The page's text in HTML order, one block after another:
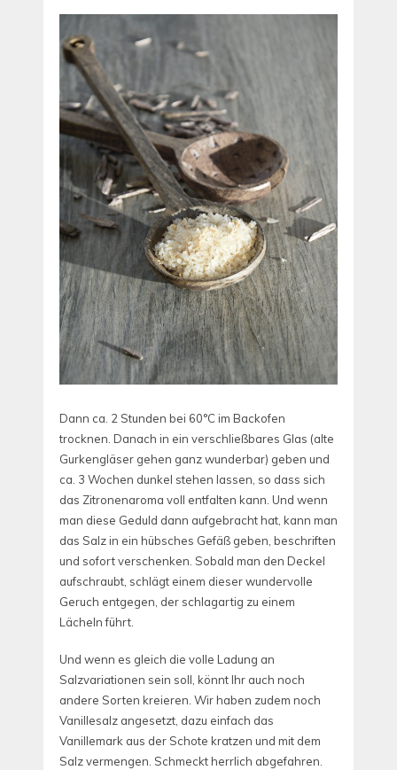
Dann ca. 2 Stunden bei 60°C im Backofen
trocknen. Danach in ein verschließbares Glas (alte
Gurkengläser gehen ganz wunderbar) geben und
ca. 3 Wochen dunkel stehen lassen, so dass sich
das Zitronenaroma voll entfalten kann. Und wenn
man diese Geduld dann aufgebracht hat, kann man
das Salz in ein hübsches Gefäß geben, beschriften
und sofort verschenken. Sobald man den Deckel
aufschraubt, schlägt einem dieser wundervolle
Geruch entgegen, der schlagartig zu einem
Lächeln führt.
Und wenn es gleich die volle Ladung an
Salzvariationen sein soll, könnt Ihr auch noch
andere Sorten kreieren. Wir haben zudem noch
Vanillesalz angesetzt, dazu einfach das
Vanillemark aus der Schote kratzen und mit dem
Salz vermengen. Schmeckt herrlich abgefahren.